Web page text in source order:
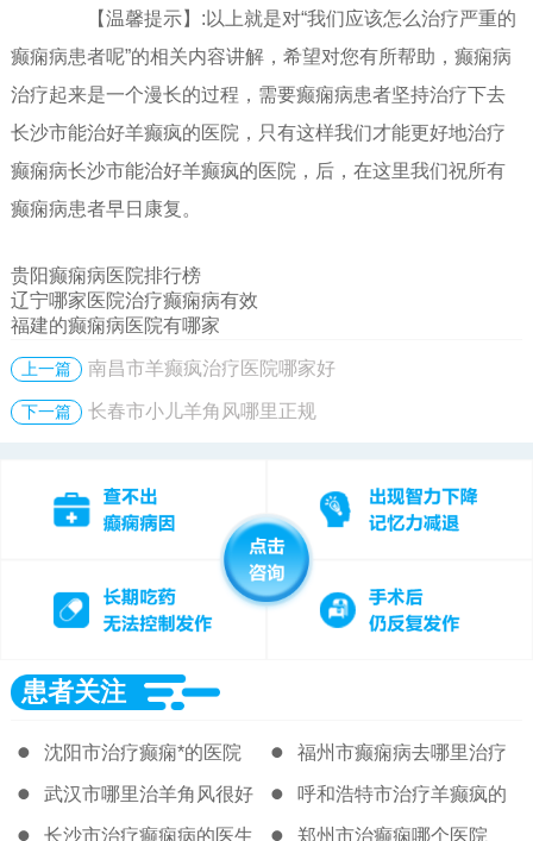
【温馨提示】:以上就是对“我们应该怎么治疗严重的
癫痫病患者呢”的相关内容讲解，希望对您有所帮助，癫痫病
治疗起来是一个漫长的过程，需要癫痫病患者坚持治疗下去
长沙市能治好羊癫疯的医院，只有这样我们才能更好地治疗
癫痫病长沙市能治好羊癫疯的医院，后，在这里我们祝所有
癫痫病患者早日康复。
贵阳癫痫病医院排行榜
辽宁哪家医院治疗癫痫病有效
福建的癫痫病医院有哪家
上一篇 南昌市羊癫疯治疗医院哪家好
下一篇 长春市小儿羊角风哪里正规
患者关注
沈阳市治疗癫痫*的医院 福州市癫痫病去哪里治疗
好
武汉市哪里治羊角风很好 呼和浩特市治疗羊癫疯的
著名医院
长沙市治疗癫痫病的医生 郑州市治癫痫哪个医院